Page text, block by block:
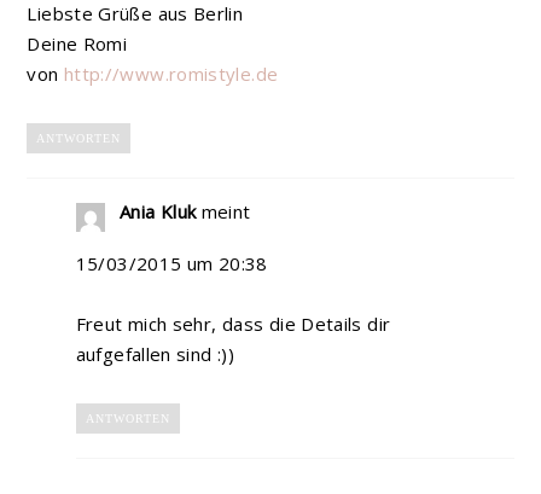
Liebste Grüße aus Berlin
Deine Romi
von http://www.romistyle.de
ANTWORTEN
Ania Kluk meint
15/03/2015 um 20:38
Freut mich sehr, dass die Details dir
aufgefallen sind :))
ANTWORTEN